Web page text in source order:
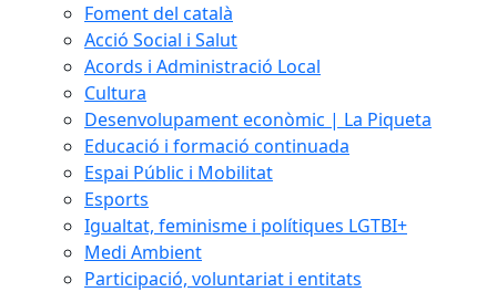
Foment del català
Acció Social i Salut
Acords i Administració Local
Cultura
Desenvolupament econòmic | La Piqueta
Educació i formació continuada
Espai Públic i Mobilitat
Esports
Igualtat, feminisme i polítiques LGTBI+
Medi Ambient
Participació, voluntariat i entitats